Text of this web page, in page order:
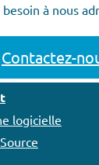
besoin à nous
Contactez-
logicielle